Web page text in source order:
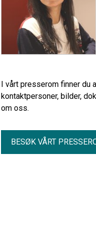
I vårt presserom finner du
kontaktpersoner, bilder,
om oss.
BESØK VÅRT